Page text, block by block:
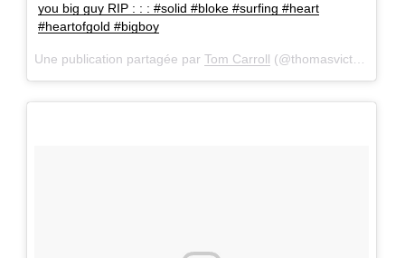
you big guy RIP : : : #solid #bloke #surfing #heart
#heartofgold #bigboy
Une publication partagée par Tom Carroll (@thomasvictorcarroll) le